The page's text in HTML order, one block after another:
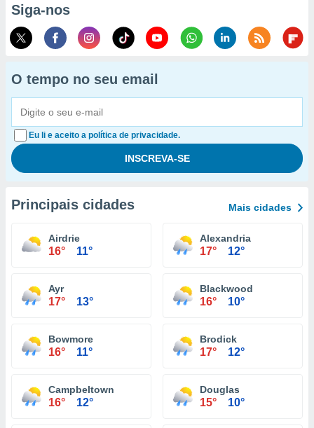
Siga-nos
O tempo no seu email
Eu li e aceito a política de privacidade.
Principais cidades Mais cidades
Airdrie
16° 11°
Alexandria
17° 12°
Ayr
17° 13°
Blackwood
16° 10°
Bowmore
16° 11°
Brodick
17° 12°
Campbeltown
16° 12°
Douglas
15° 10°